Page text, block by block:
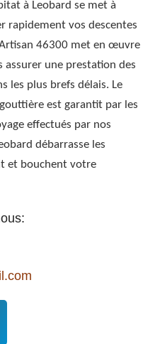
à Leobard se met à
rapidement vos descentes
46300 met en œuvre
assurer une prestation des
les plus brefs délais. Le
est garantit par les
effectués par nos
débarrasse les
et bouchent votre